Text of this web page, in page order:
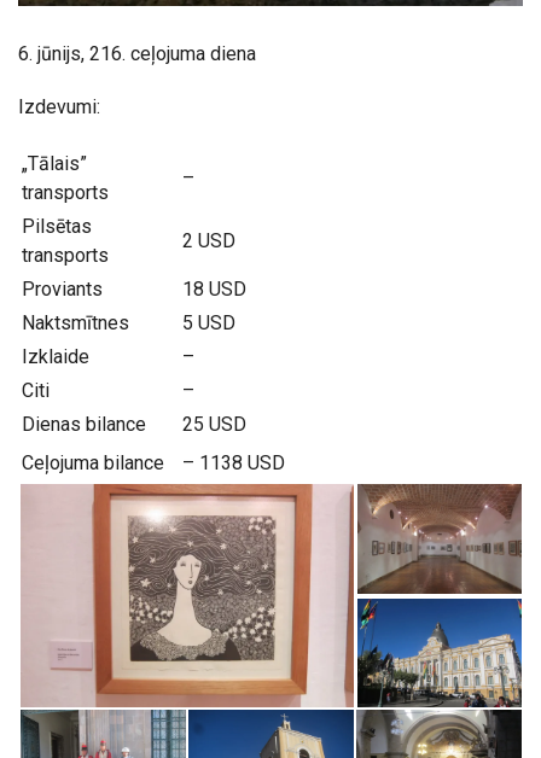
6. jūnijs, 216. ceļojuma diena
Izdevumi:
„Tālais”
transports
–
Pilsētas
transports
2 USD
Proviants
18 USD
Naktsmītnes
5 USD
Izklaide
–
Citi
–
Dienas bilance
25 USD
Ceļojuma bilance
– 1138 USD